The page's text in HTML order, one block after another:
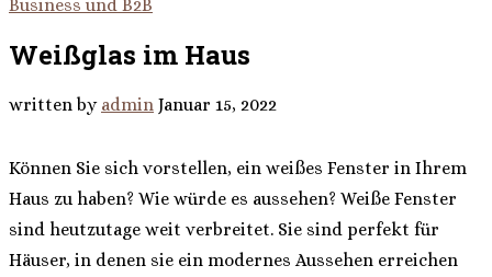
Business und B2B
Weißglas im Haus
written by admin Januar 15, 2022
Können Sie sich vorstellen, ein weißes Fenster in Ihrem
Haus zu haben? Wie würde es aussehen? Weiße Fenster
sind heutzutage weit verbreitet. Sie sind perfekt für
Häuser, in denen sie ein modernes Aussehen erreichen